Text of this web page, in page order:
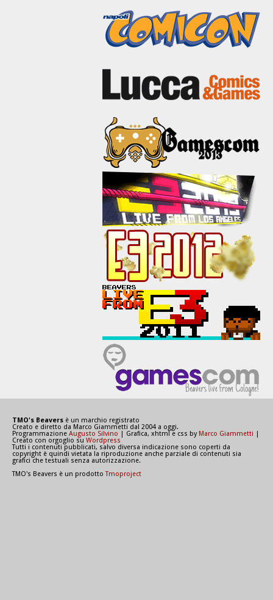
TMO's Beavers è un marchio registrato
Creato e diretto da Marco Giammetti dal 2004 a oggi.
Programmazione Augusto Silvino | Grafica, xhtml e css byMarco Giammetti |
Creato con orgoglio su Wordpress
Tutti i contenuti pubblicati, salvo diversa indicazione sono coperti da
copyright è quindi vietata la riproduzione anche parziale di contenuti sia
grafici che testuali senza autorizzazione.
TMO's Beavers è un prodottoTmoproject